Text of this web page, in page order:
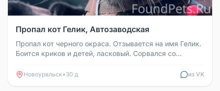
Пропал кот Гелик, Автозаводская
Пропал кот черного окраса. Отзывается на имя Гелик.
Боится криков и детей, ласковый. Сорвался со
Новоуральск• 30 д из VK